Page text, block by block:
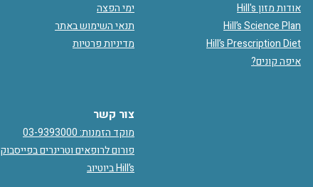
אודות מזון Hill's
Hill’s Science Plan
Hill’s Prescription Diet
איפה קונים?
ימי הפצה
תנאי השימוש באתר
מדיניות פרטיות
צור קשר
מוקד הזמנות: 03-9393000
פורום לרופאים וטרינרים בפייסבוק
Hill’s ביוטיוב